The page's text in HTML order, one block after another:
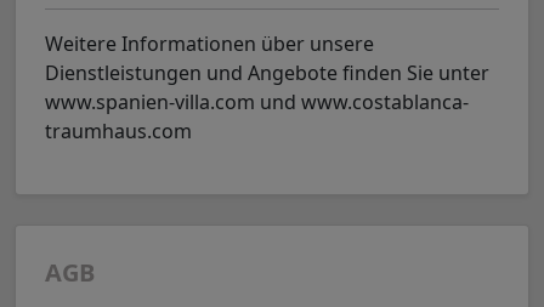
Weitere Informationen über unsere
Dienstleistungen und Angebote finden Sie unter
www.spanien-villa.com und www.costablanca-
traumhaus.com
AGB